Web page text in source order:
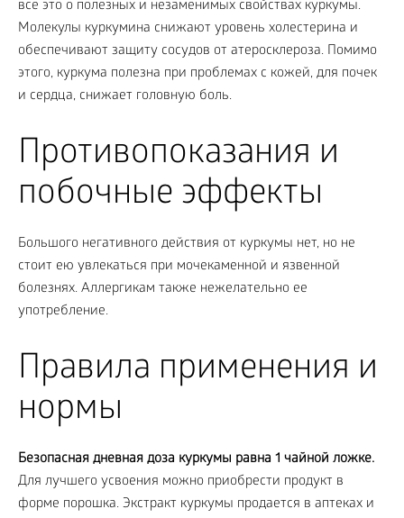
все это о полезных и незаменимых свойствах куркумы.
Молекулы куркумина снижают уровень холестерина и
обеспечивают защиту сосудов от атеросклероза. Помимо
этого, куркума полезна при проблемах с кожей, для почек
и сердца, снижает головную боль.
Противопоказания и
побочные эффекты
Большого негативного действия от куркумы нет, но не
стоит ею увлекаться при мочекаменной и язвенной
болезнях. Аллергикам также нежелательно ее
употребление.
Правила применения и
нормы
Безопасная дневная доза куркумы равна 1 чайной ложке.
Для лучшего усвоения можно приобрести продукт в
форме порошка. Экстракт куркумы продается в аптеках и